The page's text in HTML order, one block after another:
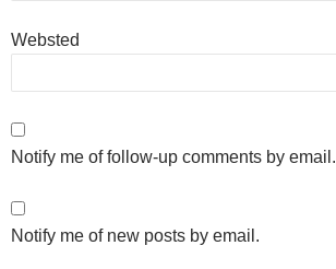
Websted
Notify me of follow-up comments by email.
Notify me of new posts by email.